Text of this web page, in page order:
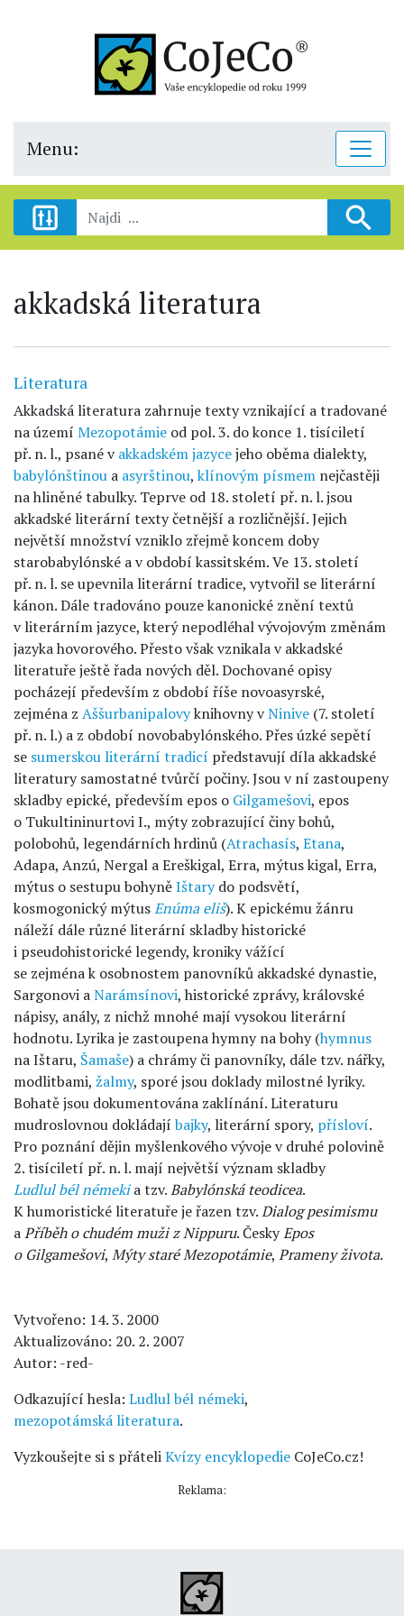
Menu:
akkadská literatura
Literatura
Akkadská literatura zahrnuje texty vznikající a tradované
na území Mezopotámie od pol. 3. do konce 1. tisíciletí
př. n. l., psané vakkadském jazycejeho oběma dialekty,
babylónštinou a asyrštinou,klínovým písmem nejčastěji
na hliněné tabulky. Teprve od 18. století př. n. l. jsou
akkadské literární texty četnější a rozličnější. Jejich
největší množství vzniklo zřejmě koncem doby
starobabylónské a v období kassitském. Ve 13. století
př. n. l. se upevnila literární tradice, vytvořil se literární
kánon. Dále tradováno pouze kanonické znění textů
v literárním jazyce, který nepodléhal vývojovým změnám
jazyka hovorového. Přesto však vznikala v akkadské
literatuře ještě řada nových děl. Dochované opisy
pocházejí především z období říše novoasyrské,
zejména z Aššurbanipalovyknihovny vNinive (7. století
př. n. l.) a z období novobabylónského. Přes úzké sepětí
se sumerskou literární tradicí představují díla akkadské
literatury samostatné tvůrčí počiny. Jsou v ní zastoupeny
skladby epické, především epos o Gilgamešovi, epos
o Tukultininurtovi I., mýty zobrazující činy bohů,
polobohů, legendárních hrdinů (Atrachasís, Etana,
Adapa, Anzú, Nergal a Ereškigal, Erra, mýtus kigal, Erra,
mýtus o sestupu bohyněIštarydo podsvětí,
kosmogonický mýtusEnúma eliš). K epickému žánru
náleží dále různé literární skladby historické
i pseudohistorické legendy, kroniky vážící
se zejména k osobnostem panovníků akkadské dynastie,
Sargonovi aNarámsínovi, historické zprávy, královské
nápisy, anály, z nichž mnohé mají vysokou literární
hodnotu. Lyrika je zastoupena hymny na bohy (hymnus
na Ištaru, Šamaše) a chrámy či panovníky, dále tzv. nářky,
modlitbami, žalmy, sporé jsou doklady milostné lyriky.
Bohatě jsou dokumentována zaklínání. Literaturu
mudroslovnou dokládají bajky, literární spory, přísloví.
Pro poznání dějin myšlenkového vývoje v druhé polovině
2. tisíciletí př. n. l. mají největší význam skladby
Ludlul bél némekia tzv.Babylónská teodicea.
K humoristické literatuře je řazen tzv.Dialog pesimismu
aPříběh o chudém muži z Nippuru. ČeskyEpos
o Gilgamešovi, Mýty staré Mezopotámie, Prameny života.
Vytvořeno: 14. 3. 2000
Aktualizováno: 20. 2. 2007
Autor: -red-
Odkazující hesla: Ludlul bél némeki,
mezopotámská literatura.
Vyzkoušejte si s přáteliKvízy encyklopedie CoJeCo.cz!
Reklama: